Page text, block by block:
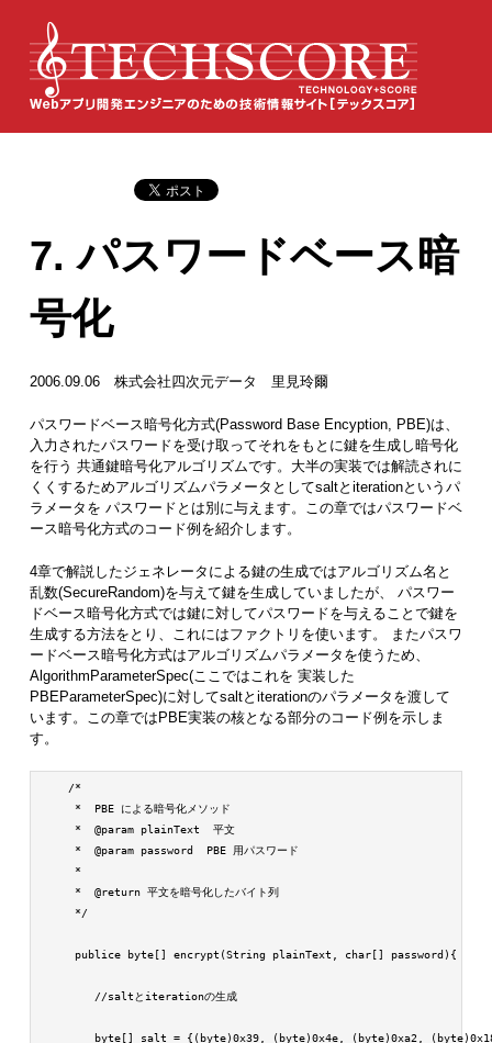
7. パスワードベース暗
号化
2006.09.06 株式会社四次元データ 里見玲爾
パスワードベース暗号化方式(Password Base Encyption, PBE)は、
入力されたパスワードを受け取ってそれをもとに鍵を生成し暗号化
を行う 共通鍵暗号化アルゴリズムです。大半の実装では解読されに
くくするためアルゴリズムパラメータとしてsaltとiterationというパ
ラメータを パスワードとは別に与えます。この章ではパスワードベ
ース暗号化方式のコード例を紹介します。
4章で解説したジェネレータによる鍵の生成ではアルゴリズム名と
乱数(SecureRandom)を与えて鍵を生成していましたが、 パスワー
ドベース暗号化方式では鍵に対してパスワードを与えることで鍵を
生成する方法をとり、これにはファクトリを使います。 またパスワ
ードベース暗号化方式はアルゴリズムパラメータを使うため、
AlgorithmParameterSpec(ここではこれを 実装した
PBEParameterSpec)に対してsaltとiterationのパラメータを渡して
います。この章ではPBE実装の核となる部分のコード例を示しま
す。
    /*
     *  PBE による暗号化メソッド
     *  @param plainText  平文
     *  @param password  PBE 用パスワード
     *
     *  @return 平文を暗号化したバイト列
     */
     publice byte[] encrypt(String plainText, char[] password){
        //saltとiterationの生成
byte[] salt = {(byte)0x39, (byte)0x4e, (byte)0xa2,